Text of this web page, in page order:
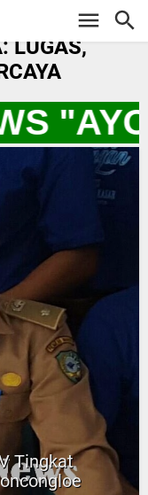
LUGAS,
"AYO
Tingkat